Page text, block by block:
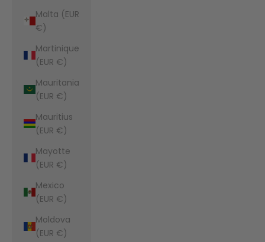
Malta (EUR
€)
Martinique
(EUR €)
Mauritania
(EUR €)
Mauritius
(EUR €)
Mayotte
(EUR €)
Mexico
(EUR €)
Moldova
(EUR €)